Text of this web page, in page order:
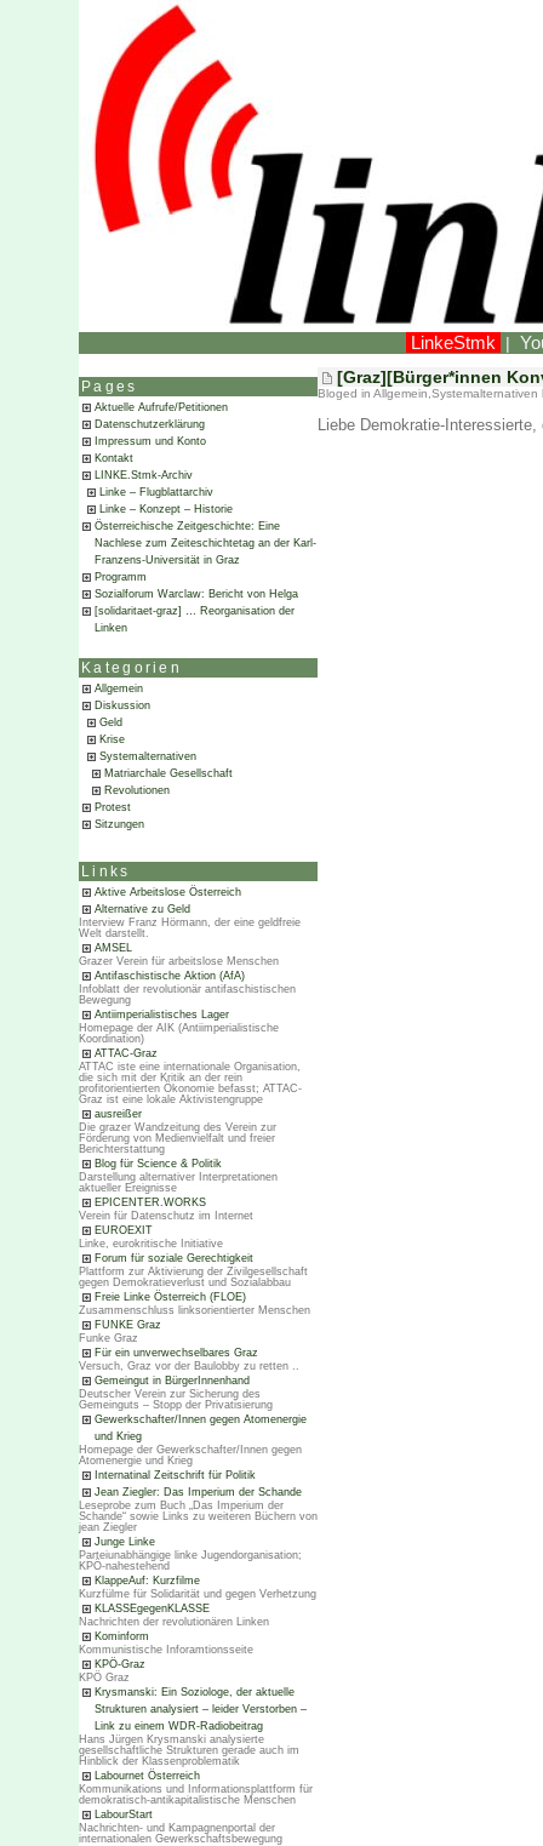
LinkeStmk |
Pages
Aktuelle Aufrufe/Petitionen
Datenschutzerklärung
Impressum und Konto
Kontakt
LINKE.Stmk-Archiv
Linke – Flugblattarchiv
Linke – Konzept – Historie
Österreichische Zeitgeschichte: Eine
Nachlese zum Zeiteschichtetag an der Karl-
Franzens-Universität in Graz
Programm
Sozialforum Warclaw: Bericht von Helga
[solidaritaet-graz] … Reorganisation der
Linken
Kategorien
Allgemein
Diskussion
Geld
Krise
Systemalternativen
Matriarchale Gesellschaft
Revolutionen
Protest
Sitzungen
Links
Aktive Arbeitslose Österreich
Alternative zu Geld
Interview Franz Hörmann, der eine geldfreie
Welt darstellt.
AMSEL
Grazer Verein für arbeitslose Menschen
Antifaschistische Aktion (AfA)
Infoblatt der revolutionär antifaschistischen
Bewegung
Antiimperialistisches Lager
Homepage der AIK (Antiimperialistische
Koordination)
ATTAC-Graz
ATTAC iste eine internationale Organisation,
die sich mit der Kritik an der rein
profitorientierten Ökonomie befasst; ATTAC-
Graz ist eine lokale Aktivistengruppe
ausreißer
Die grazer Wandzeitung des Verein zur
Förderung von Medienvielfalt und freier
Berichterstattung
Blog für Science & Politik
Darstellung alternativer Interpretationen
aktueller Ereignisse
EPICENTER.WORKS
Verein für Datenschutz im Internet
EUROEXIT
Linke, eurokritische Initiative
Forum für soziale Gerechtigkeit
Plattform zur Aktivierung der Zivilgesellschaft
gegen Demokratieverlust und Sozialabbau
Freie Linke Österreich (FLOE)
Zusammenschluss linksorientierter Menschen
FUNKE Graz
Funke Graz
Für ein unverwechselbares Graz
Versuch, Graz vor der Baulobby zu retten ..
Gemeingut in BürgerInnenhand
Deutscher Verein zur Sicherung des
Gemeinguts – Stopp der Privatisierung
Gewerkschafter/Innen gegen Atomenergie
und Krieg
Homepage der Gewerkschafter/Innen gegen
Atomenergie und Krieg
Internatinal Zeitschrift für Politik
Jean Ziegler: Das Imperium der Schande
Leseprobe zum Buch „Das Imperium der
Schande“ sowie Links zu weiteren Büchern von
jean Ziegler
Junge Linke
Parteiunabhängige linke Jugendorganisation;
KPÖ-nahestehend
KlappeAuf: Kurzfilme
Kurzfülme für Solidarität und gegen Verhetzung
KLASSEgegenKLASSE
Nachrichten der revolutionären Linken
Kominform
Kommunistische Inforamtionsseite
KPÖ-Graz
KPÖ Graz
Krysmanski: Ein Soziologe, der aktuelle
Strukturen analysiert – leider Verstorben –
Link zu einem WDR-Radiobeitrag
Hans Jürgen Krysmanski analysierte
gesellschaftliche Strukturen gerade auch im
Hinblick der Klassenproblematik
Labournet Österreich
Kommunikations und Informationsplattform für
demokratisch-antikapitalistische Menschen
LabourStart
Nachrichten- und Kampagnenportal der
internationalen Gewerkschaftsbewegung
[Graz][Bürger*innen
Bloged in Allgemein Systemalternativen
Liebe Demokratie-